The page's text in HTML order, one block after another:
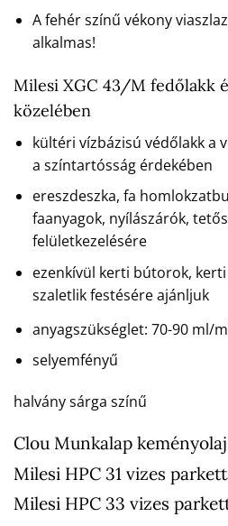
A fehér színű vékony
alkalmas!
Milesi XGC 43/M fedőlakk
közelében
kültéri vízbázisú védőlakk a
a színtartósság érdekében
ereszdeszka, fa
faanyagok, nyílászárók,
felületkezelésére
ezenkívül kerti bútorok,
szaletlik festésére ajánljuk
anyagszükséglet: 70-90 ml/m
selyemfényű
halvány sárga színű
Clou Munkalap
Milesi HPC 31 vizes
Milesi HPC 33 vizes